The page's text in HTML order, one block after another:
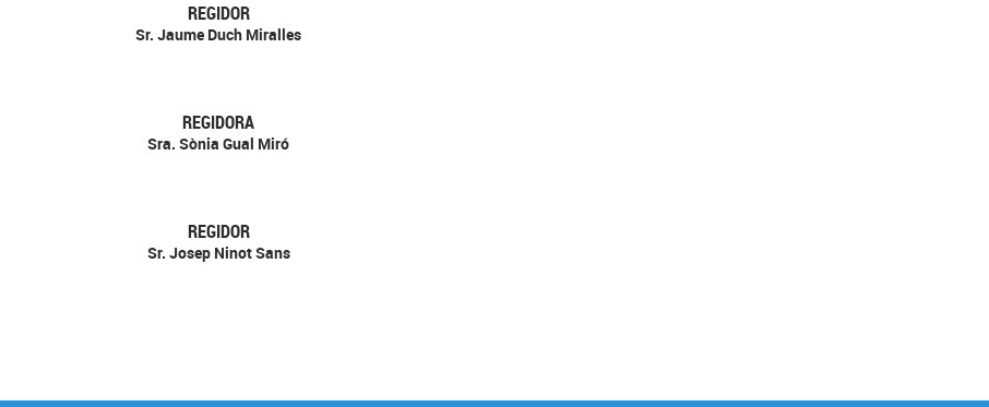
REGIDOR
Sr. Jaume Duch Miralles
REGIDORA
Sra. Sònia Gual Miró
REGIDOR
Sr. Josep Ninot Sans